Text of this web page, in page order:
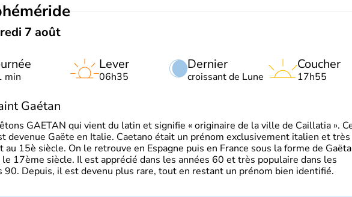
7 août
min
Dernier
croissant de Lune
Lever
06h35
Coucher
17h55
Gaétan
GAETAN qui vient du latin et signifie « originaire de la ville de Caillatia ».
devenue Gaëte en Italie. Caetano était un prénom exclusivement italien et très
au 15è siècle. On le retrouve en Espagne puis en France sous la forme de
17ème siècle. Il est apprécié dans les années 60 et très populaire dans les
90. Depuis, il est devenu plus rare, tout en restant un prénom bien identifié.